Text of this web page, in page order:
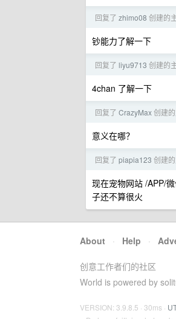
回复了 zhimo08 创建的
钞能力了解一下
回复了 liyu9713 创建的
4chan 了解一下
回复了 CrazyMax创建
意义在哪？
回复了 piapia123 创建
现在宠物网站 /APP/
子还不算很火
About · Help ·
创意工作者们的社区
World is powered by
VERSION: 3.9.8.5 · 30ms ·